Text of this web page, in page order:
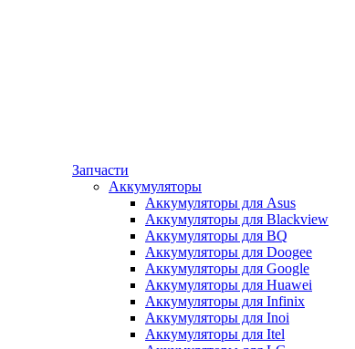
Запчасти
Аккумуляторы
Аккумуляторы для Asus
Аккумуляторы для Blackview
Аккумуляторы для BQ
Аккумуляторы для Doogee
Аккумуляторы для Google
Аккумуляторы для Huawei
Аккумуляторы для Infinix
Аккумуляторы для Inoi
Аккумуляторы для Itel